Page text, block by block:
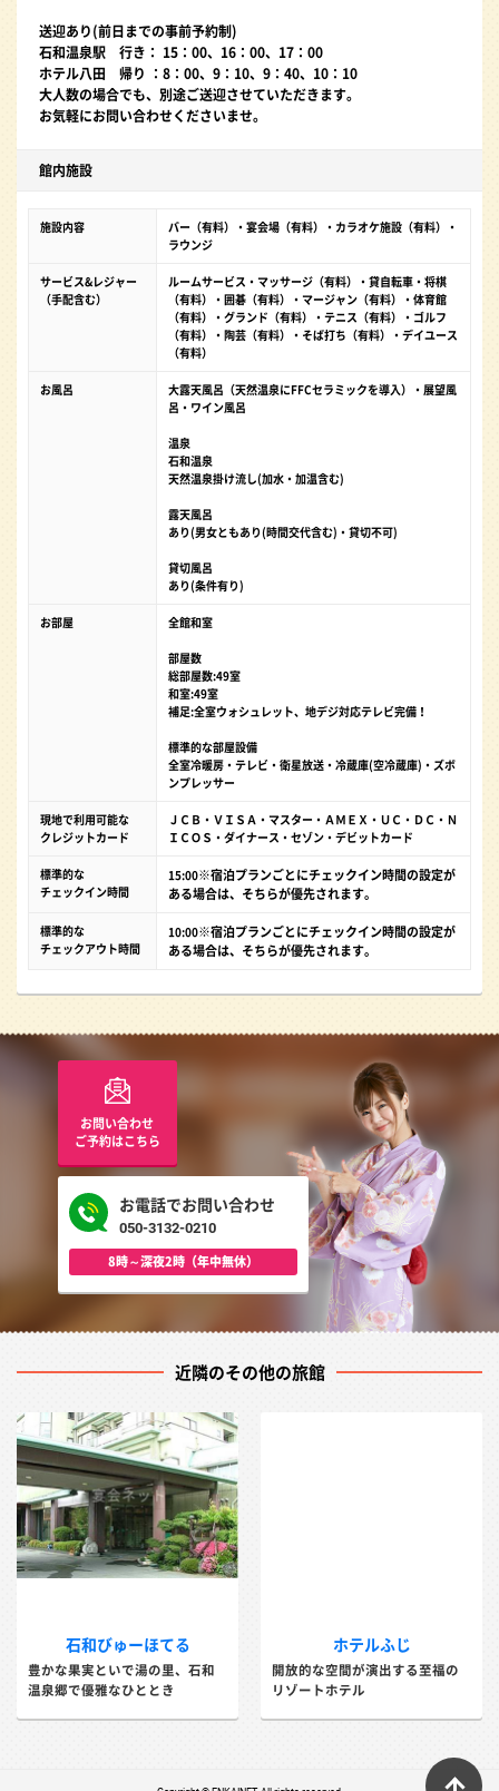
送迎あり(前日までの事前予約制)
石和温泉駅 行き： 15：00、16：00、17：00
ホテル八田 帰り ：8：00、9：10、9：40、10：10
大人数の場合でも、別途ご送迎させていただきます。
お気軽にお問い合わせくださいませ。
館内施設
施設内容
バー（有料）・宴会場（有料）・カラオケ施設（有料）・
ラウンジ
サービス&レジャー
（手配含む）
ルームサービス・マッサージ（有料）・貸自転車・将棋
（有料）・囲碁（有料）・マージャン（有料）・体育館
（有料）・グランド（有料）・テニス（有料）・ゴルフ
（有料）・陶芸（有料）・そば打ち（有料）・デイユース
（有料）
お風呂
大露天風呂（天然温泉にFFCセラミックを導入）・展望風
呂・ワイン風呂
温泉
石和温泉
天然温泉掛け流し(加水・加温含む)
露天風呂
あり(男女ともあり(時間交代含む)・貸切不可)
貸切風呂
あり(条件有り)
お部屋 全館和室
部屋数
総部屋数:49室
和室:49室
補足:全室ウォシュレット、地デジ対応テレビ完備！
標準的な部屋設備
全室冷暖房・テレビ・衛星放送・冷蔵庫(空冷蔵庫)・ズボ
ンプレッサー
現地で利用可能な
クレジットカード
ＪＣＢ・ＶＩＳＡ・マスター・ＡＭＥＸ・ＵＣ・ＤＣ・Ｎ
ＩＣＯＳ・ダイナース・セゾン・デビットカード
標準的な
チェックイン時間
15:00※宿泊プランごとにチェックイン時間の設定が
ある場合は、そちらが優先されます。
標準的な
チェックアウト時間
10:00※宿泊プランごとにチェックイン時間の設定が
ある場合は、そちらが優先されます。
お問い合わせ
ご予約はこちら
お電話でお問い合わせ
050-3132-0210
8時～深夜2時（年中無休）
近隣のその他の旅館
石和びゅーほてる
豊かな果実といで湯の里、石和
温泉郷で優雅なひととき
ホテルふじ
開放的な空間が演出する至福の
リゾートホテル